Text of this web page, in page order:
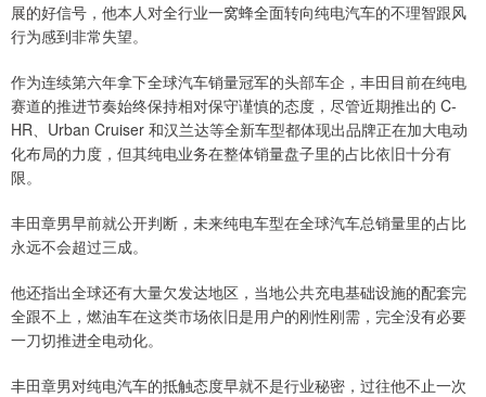
展的好信号，他本人对全行业一窝蜂全面转向纯电汽车的不理智跟风
行为感到非常失望。
作为连续第六年拿下全球汽车销量冠军的头部车企，丰田目前在纯电
赛道的推进节奏始终保持相对保守谨慎的态度，尽管近期推出的 C-
HR、Urban Cruiser 和汉兰达等全新车型都体现出品牌正在加大电动
化布局的力度，但其纯电业务在整体销量盘子里的占比依旧十分有
限。
丰田章男早前就公开判断，未来纯电车型在全球汽车总销量里的占比
永远不会超过三成。
他还指出全球还有大量欠发达地区，当地公共充电基础设施的配套完
全跟不上，燃油车在这类市场依旧是用户的刚性刚需，完全没有必要
一刀切推进全电动化。
丰田章男对纯电汽车的抵触态度早就不是行业秘密，过往他不止一次